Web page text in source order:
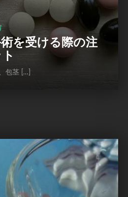
を受ける際の注
包茎 […]